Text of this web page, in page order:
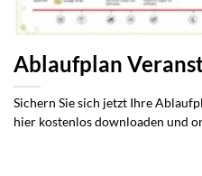
Ablaufplan
Sichern Sie sich jetzt Ihre
hier kostenlos downloaden und